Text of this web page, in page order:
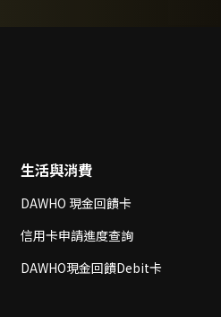
生活與消費
DAWHO 現金回饋卡
信用卡申請進度查詢
DAWHO現金回饋Debit卡